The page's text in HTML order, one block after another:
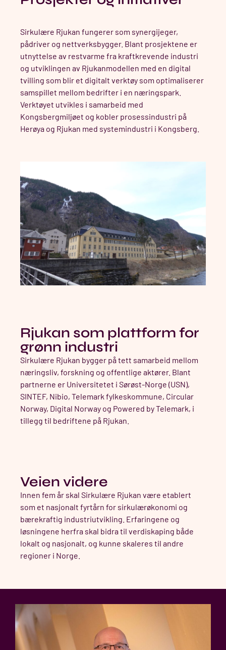
Sirkulære Rjukan fungerer som synergijeger,
pådriver og nettverksbygger. Blant prosjektene er
utnyttelse av restvarme fra kraftkrevende industri
og utviklingen av Rjukanmodellen med en digital
tvilling som blir et digitalt verktøy som optimaliserer
samspillet mellom bedrifter i en næringspark.
Verktøyet utvikles i samarbeid med
Kongsbergmiljøet og kobler prosessindustri på
Herøya og Rjukan med systemindustri i Kongsberg.
Rjukan som plattform for
grønn industri
Sirkulære Rjukan bygger på tett samarbeid mellom
næringsliv, forskning og offentlige aktører. Blant
partnerne er Universitetet i Sørøst-Norge (USN),
SINTEF, Nibio, Telemark fylkeskommune, Circular
Norway, Digital Norway og Powered by Telemark, i
tillegg til bedriftene på Rjukan.
Veien videre
Innen fem år skal Sirkulære Rjukan være etablert
som et nasjonalt fyrtårn for sirkulærøkonomi og
bærekraftig industriutvikling. Erfaringene og
løsningene herfra skal bidra til verdiskaping både
lokalt og nasjonalt, og kunne skaleres til andre
regioner i Norge.